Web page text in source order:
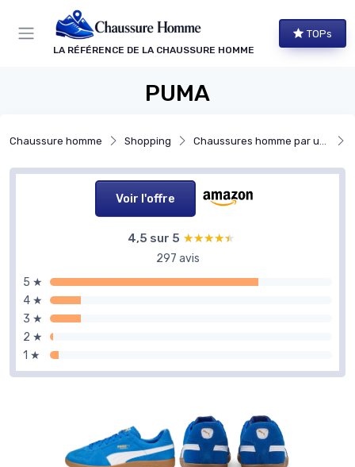
LA RÉFÉRENCE DE LA CHAUSSURE HOMME
TOPs
PUMA
Chaussure homme Shopping Chaussures homme par usage
Voir l'offre
4,5 sur 5 ★★★★★
★★★★★
297 avis
5 ★
4 ★
3 ★
2 ★
1 ★
Panneau de gestion des cookies